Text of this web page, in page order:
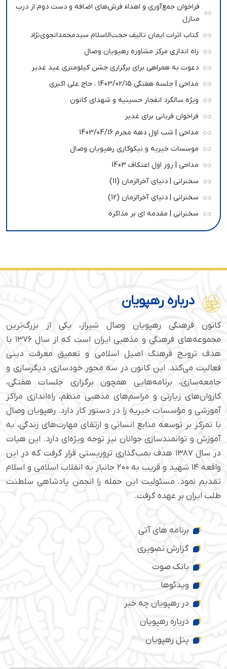
فراخوان جمع‌آوری و اهداء فرش‌های اضافه و دست دوم از درب
منازل
کتاب اثرات ایمان تالیف حجت‌الاسلام سیدمحمدانجوی‌نژاد
راه اندازی مرکز مشاوره رهپویان وصال
دعوت به همراهی برای برگزاری جشن کیلومتری عید غدیر
مداحی | جلسه هفتگی 1403/02/15 ، حاج علی اکبری
ویژه سالگرد انفجار حسینیه و شهدای کانون
فراخوان قربانی برای غدیر
مداحی | شب اول دهه محرم 1403/04/16
موسسات خیریه و نیکوکاری رهپویان وصال
مداحی | روز اول اعتکاف 1403
سخنرانی | دنیای آخرالزمان (11)
سخنرانی | دنیای آخرالزمان (12)
سخنرانی | مقدمه ای بر مذاکره
درباره رهپویان
کانون فرهنگی رهپویان وصال شیراز، یکی از بزرگ‌ترین
مجموعه‌های فرهنگی و مذهبی ایران است که از سال ۱۳۷۶ با
هدف ترویج فرهنگ اصیل اسلامی و تعمیق معرفت دینی
فعالیت می‌کند. این کانون در سه محور خودسازی، دیگرسازی و
جامعه‌سازی، برنامه‌هایی همچون برگزاری جلسات هفتگی،
کاروان‌های زیارتی و مراسم‌های مذهبی منظم، راه‌اندازی مراکز
آموزشی و مؤسسات خیریه را در دستور کار دارد. رهپویان وصال
با تمرکز بر توسعه منابع انسانی و ارتقای مهارت‌های زندگی، به
آموزش و توانمندسازی جوانان نیز توجه ویژه‌ای دارد. این هیات
در سال ۱۳۸۷ هدف بمب‌گذاری تروریستی قرار گرفت که در این
واقعه ۱۴ شهید و قریب به ۲۰۰ جانباز به انقلاب اسلامی و اسلام
تقدیم نمود. مسئولیت این حمله را انجمن پادشاهی سلطنت
طلب ایران بر عهده گرفت.
برنامه های آتی
گزارش تصویری
بانک صوت
ویدئوها
در رهپویان چه خبر
درباره رهپویان
پنل رهپویان